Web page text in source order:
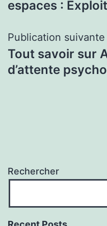
espaces :
Publication suivante
Tout savoir sur
d’attente
Rechercher